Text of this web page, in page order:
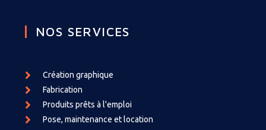
NOS SERVICES
Création graphique
Fabrication
Produits prêts à l'emploi
Pose, maintenance et location